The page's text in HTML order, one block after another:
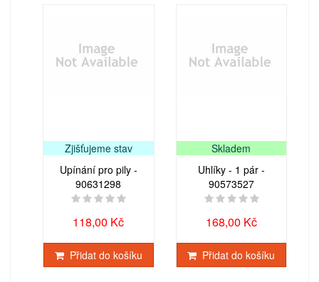
Zjišťujeme stav
Upínání pro pily -
90631298
118,00 Kč
Přidat do košíku
Skladem
Uhlíky - 1 pár -
90573527
168,00 Kč
Přidat do košíku